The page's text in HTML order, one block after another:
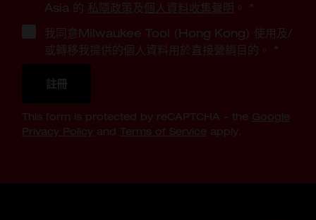
Asia 的 私隱政策及個人資料收集聲明 。
*
我同意Milwaukee Tool (Hong Kong) 使用及/
或轉移我提供的個人資料用於直接營銷目的。
*
註冊
This form is protected by reCAPTCHA - the Google
Privacy Policyand Terms of Service apply.